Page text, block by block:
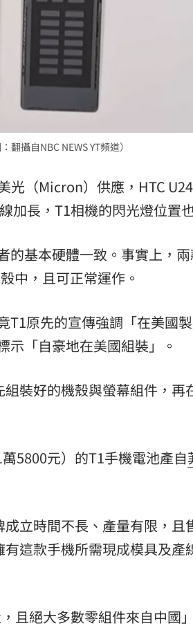
攝自NBC NEWS YT頻道）
光（Micron）供應，HTC
加長，T1相機的閃光燈位置
的基本硬體一致。事實上，
中，且可正常運作。
T1原先的宣傳強調「在美國
示「自豪地在美國組裝」。
裝好的機殼與螢幕組件，再
5800元）的T1手機電池產自
立時間不長、產量有限，且
這款手機所需現成模具及產
且絕大多數零組件來自中國